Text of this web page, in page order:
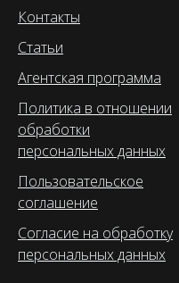
Контакты
Статьи
Агентская программа
Политика в отношении
обработки
персональных данных
Пользовательское
соглашение
Согласие на обработку
персональных данных